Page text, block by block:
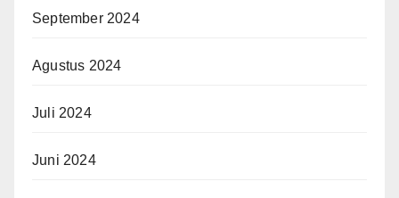
September 2024
Agustus 2024
Juli 2024
Juni 2024